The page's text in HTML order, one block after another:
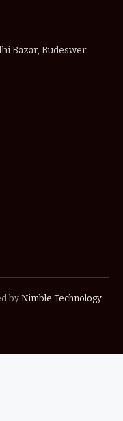
Bazar, Budeswer
by Nimble Technology.